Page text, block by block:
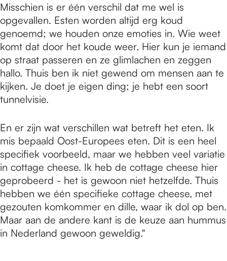
Misschien is er één verschil dat me wel is
opgevallen. Esten worden altijd erg koud
genoemd; we houden onze emoties in. Wie weet
komt dat door het koude weer. Hier kun je iemand
op straat passeren en ze glimlachen en zeggen
hallo. Thuis ben ik niet gewend om mensen aan te
kijken. Je doet je eigen ding; je hebt een soort
tunnelvisie.
En er zijn wat verschillen wat betreft het eten. Ik
mis bepaald Oost-Europees eten. Dit is een heel
specifiek voorbeeld, maar we hebben veel variatie
in cottage cheese. Ik heb de cottage cheese hier
geprobeerd - het is gewoon niet hetzelfde. Thuis
hebben we één specifieke cottage cheese, met
gezouten komkommer en dille, waar ik dol op ben.
Maar aan de andere kant is de keuze aan hummus
in Nederland gewoon geweldig."